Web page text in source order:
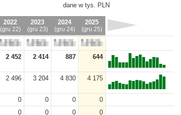
dane w tys. PLN
2022
(gru 22)
2023
(gru 23)
2024
(gru 24)
2025
(gru 25)
2 452 2 414 887 644
2 496 3 204 4 830 4 175
0 0 0
0
0 0 0
0